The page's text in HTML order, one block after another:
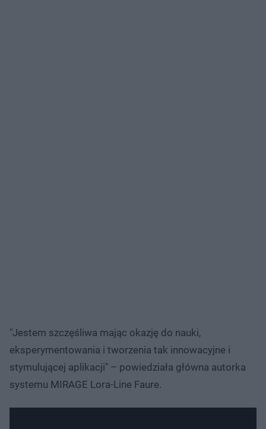
"Jestem szczęśliwa mając okazję do nauki,
eksperymentowania i tworzenia tak innowacyjne i
stymulującej aplikacji" – powiedziała główna autorka
systemu MIRAGE Lora-Line Faure.